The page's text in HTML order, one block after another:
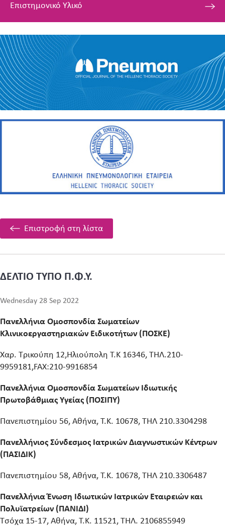
Επιστημονικό Υλικό
Επιστροφή στη λίστα
ΔΕΛΤΙΟ ΤΥΠΟ Π.Φ.Υ.
Wednesday 28 Sep 2022
Πανελλήνια Ομοσπονδία Σωματείων
Κλινικοεργαστηριακών Ειδικοτήτων (ΠΟΣΚΕ)
Χαρ. Τρικούπη 12,Ηλιούπολη Τ.Κ 16346, ΤΗΛ.210-
9959181,FAX:210-9916854
Πανελλήνια Ομοσπονδία Σωματείων Ιδιωτικής
Πρωτοβάθμιας Υγείας (ΠΟΣΙΠΥ)
Πανεπιστημίου 56, Αθήνα, Τ.Κ. 10678, ΤΗΛ 210.3304298
Πανελλήνιος Σύνδεσμος Ιατρικών Διαγνωστικών Κέντρων
(ΠΑΣΙΔΙΚ)
Πανεπιστημίου 58, Αθήνα, Τ.Κ. 10678, ΤΗΛ 210.3306487
Πανελλήνια Ένωση Ιδιωτικών Ιατρικών Εταιρειών και
Πολυϊατρείων (ΠΑΝΙΔΙ)
Τσόχα 15-17, Αθήνα, Τ.Κ. 11521, ΤΗΛ. 2106855949